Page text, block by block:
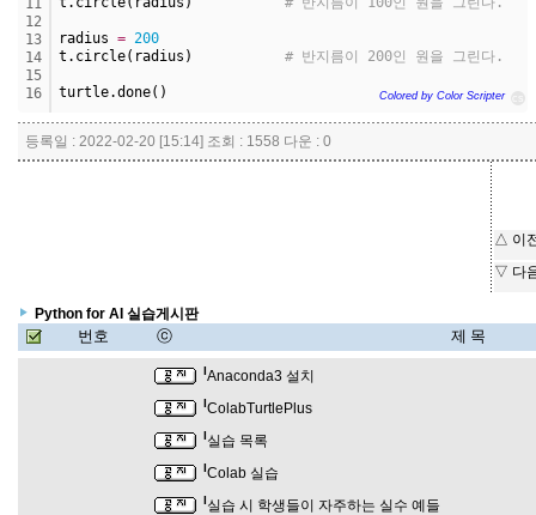
11
12
13
14
15
16
radius = 200
t.circle(radius) # 반지름이 200인 원을 그린다.
turtle.done() Colored by Color Scripter
등록일 : 2022-02-20 [15:14] 조회 : 1558 다운 : 0
△ 이
▽ 다
Python for AI 실습게시판
번호 ⓒ 제 목
lAnaconda3 설치
lColabTurtlePlus
l실습 목록
lColab 실습
l실습 시 학생들이 자주하는 실수 예들